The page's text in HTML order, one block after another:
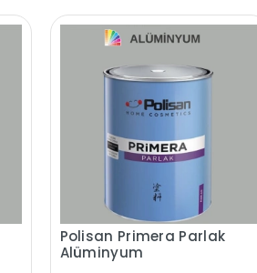
Polisan Primera Parlak
Alüminyum